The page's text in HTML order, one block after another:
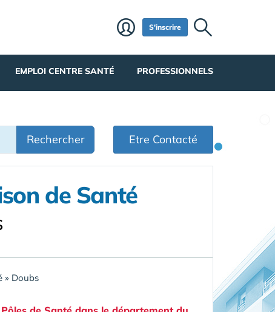
S'inscrire
EMPLOI CENTRE SANTÉ PROFESSIONNELS
Rechercher Etre Contacté
de Santé
» Doubs